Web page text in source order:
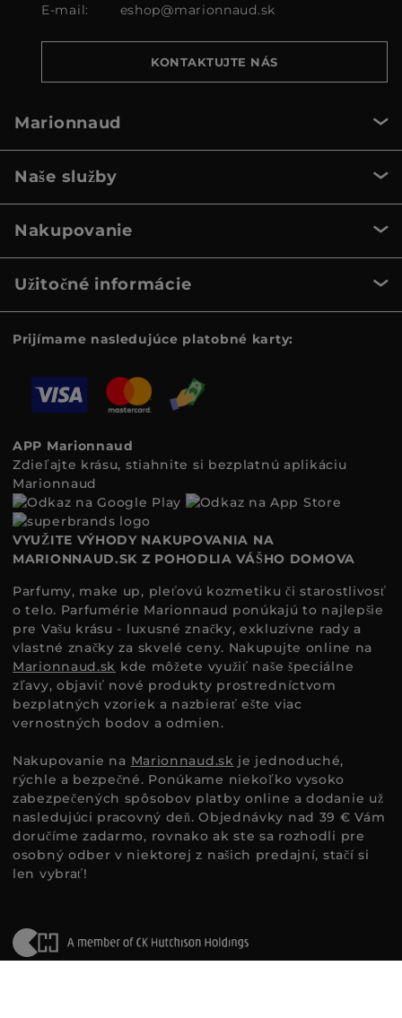
E-mail: eshop@marionnaud.sk
KONTAKTUJTE NÁS
Marionnaud
Naše služby
Nakupovanie
Užitočné informácie
Prijímame nasledujúce platobné karty:
APP Marionnaud
Zdieľajte krásu, stiahnite si bezplatnú aplikáciu
Marionnaud
VYUŽITE VÝHODY NAKUPOVANIA NA
MARIONNAUD.SK Z POHODLIA VÁŠHO DOMOVA
Parfumy, make up, pleťovú kozmetiku či starostlivosť
o telo. Parfumérie Marionnaud ponúkajú to najlepšie
pre Vašu krásu - luxusné značky, exkluzívne rady a
vlastné značky za skvelé ceny. Nakupujte online na
Marionnaud.sk kde môžete využiť naše špeciálne
zľavy, objaviť nové produkty prostredníctvom
bezplatných vzoriek a nazbierať ešte viac
vernostných bodov a odmien.
Nakupovanie na Marionnaud.sk je jednoduché,
rýchle a bezpečné. Ponúkame niekoľko vysoko
zabezpečených spôsobov platby online a dodanie už
nasledujúci pracovný deň. Objednávky nad 39 € Vám
doručíme zadarmo, rovnako ak ste sa rozhodli pre
osobný odber v niektorej z našich predajní, stačí si
len vybrať!